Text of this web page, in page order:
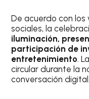
De acuerdo con
sociales, la
iluminación,
participación de
entretenimiento.
circular durante la
conversación digital.